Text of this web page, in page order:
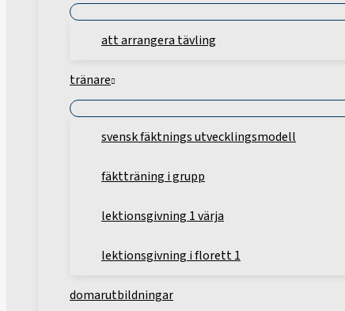
att arrangera tävling
tränare
svensk fäktnings utvecklingsmodell
fäktträning i grupp
lektionsgivning 1 värja
lektionsgivning i florett 1
domarutbildningar